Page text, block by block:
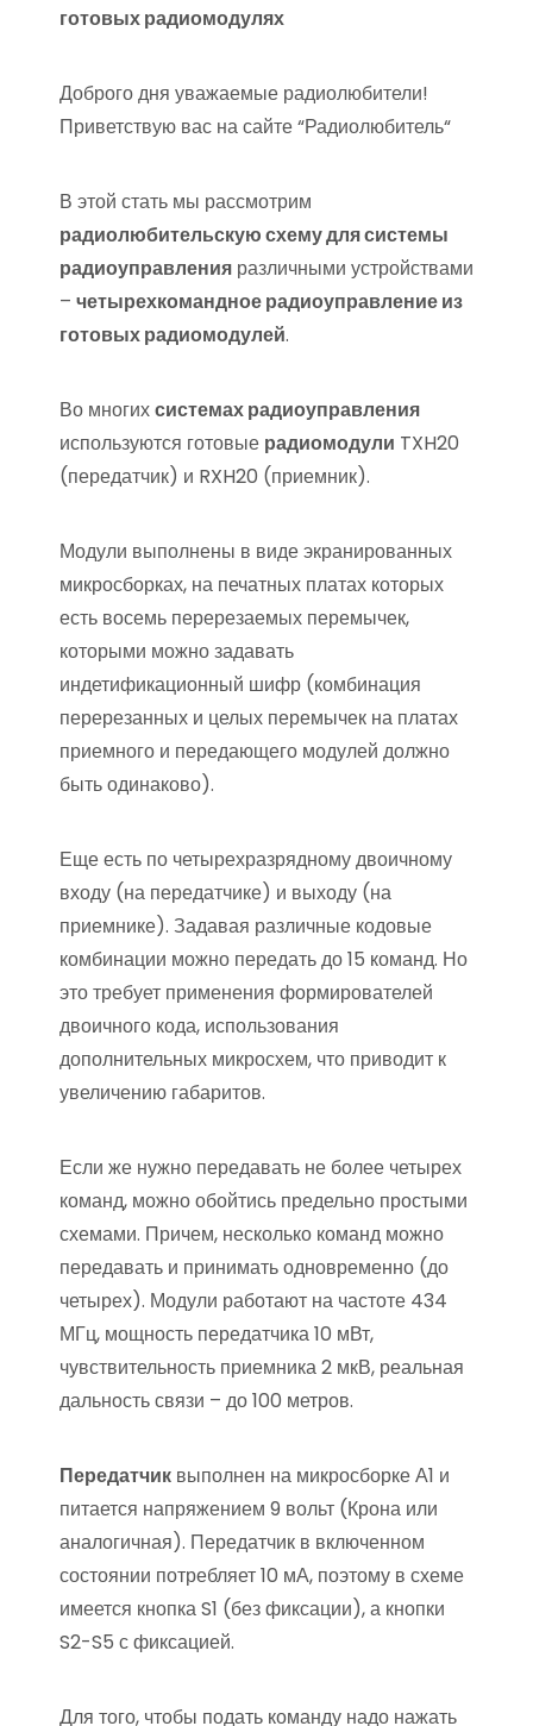
готовых радиомодулях
Доброго дня уважаемые радиолюбители!
Приветствую вас на сайте “Радиолюбитель“
В этой стать мы рассмотрим
радиолюбительскую схему для системы
радиоуправления различными устройствами
– четырехкомандное радиоуправление из
готовых радиомодулей.
Во многихсистемах радиоуправления
используются готовые радиомодули TXH20
(передатчик) и RXH20 (приемник).
Модули выполнены в виде экранированных
микросборках, на печатных платах которых
есть восемь перерезаемых перемычек,
которыми можно задавать
индетификационный шифр (комбинация
перерезанных и целых перемычек на платах
приемного и передающего модулей должно
быть одинаково).
Еще есть по четырехразрядному двоичному
входу (на передатчике) и выходу (на
приемнике). Задавая различные кодовые
комбинации можно передать до 15 команд. Но
это требует применения формирователей
двоичного кода, использования
дополнительных микросхем, что приводит к
увеличению габаритов.
Если же нужно передавать не более четырех
команд, можно обойтись предельно простыми
схемами. Причем, несколько команд можно
передавать и принимать одновременно (до
четырех). Модули работают на частоте 434
МГц, мощность передатчика 10 мВт,
чувствительность приемника 2 мкВ, реальная
дальность связи – до 100 метров.
Передатчик выполнен на микросборке А1 и
питается напряжением 9 вольт (Крона или
аналогичная). Передатчик в включенном
состоянии потребляет 10 мА, поэтому в схеме
имеется кнопка S1 (без фиксации), а кнопки
S2-S5 с фиксацией.
Для того, чтобы подать команду надо нажать